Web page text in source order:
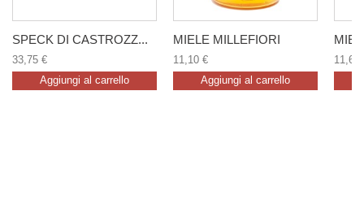
SPECK DI CASTROZZ...
33,75 €
Aggiungi al carrello
MIELE MILLEFIORI
11,10 €
Aggiungi al carrello
11,60